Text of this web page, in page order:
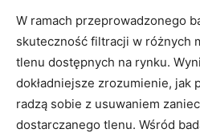
W ramach przeprowadzonego
skuteczność filtracji w różnych
tlenu dostępnych na rynku.
dokładniejsze zrozumienie, jak
radzą sobie z usuwaniem
dostarczanego tlenu. Wśród